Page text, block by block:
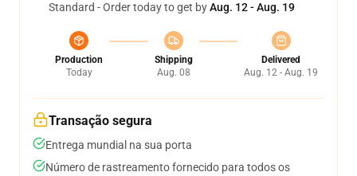
Standard - Order today to get byAug. 12 - Aug. 19
Production
Today
Shipping
Aug. 08
Delivered
Aug. 12 - Aug. 19
Transação segura
Entrega mundial na sua porta
Número de rastreamento fornecido para todos os